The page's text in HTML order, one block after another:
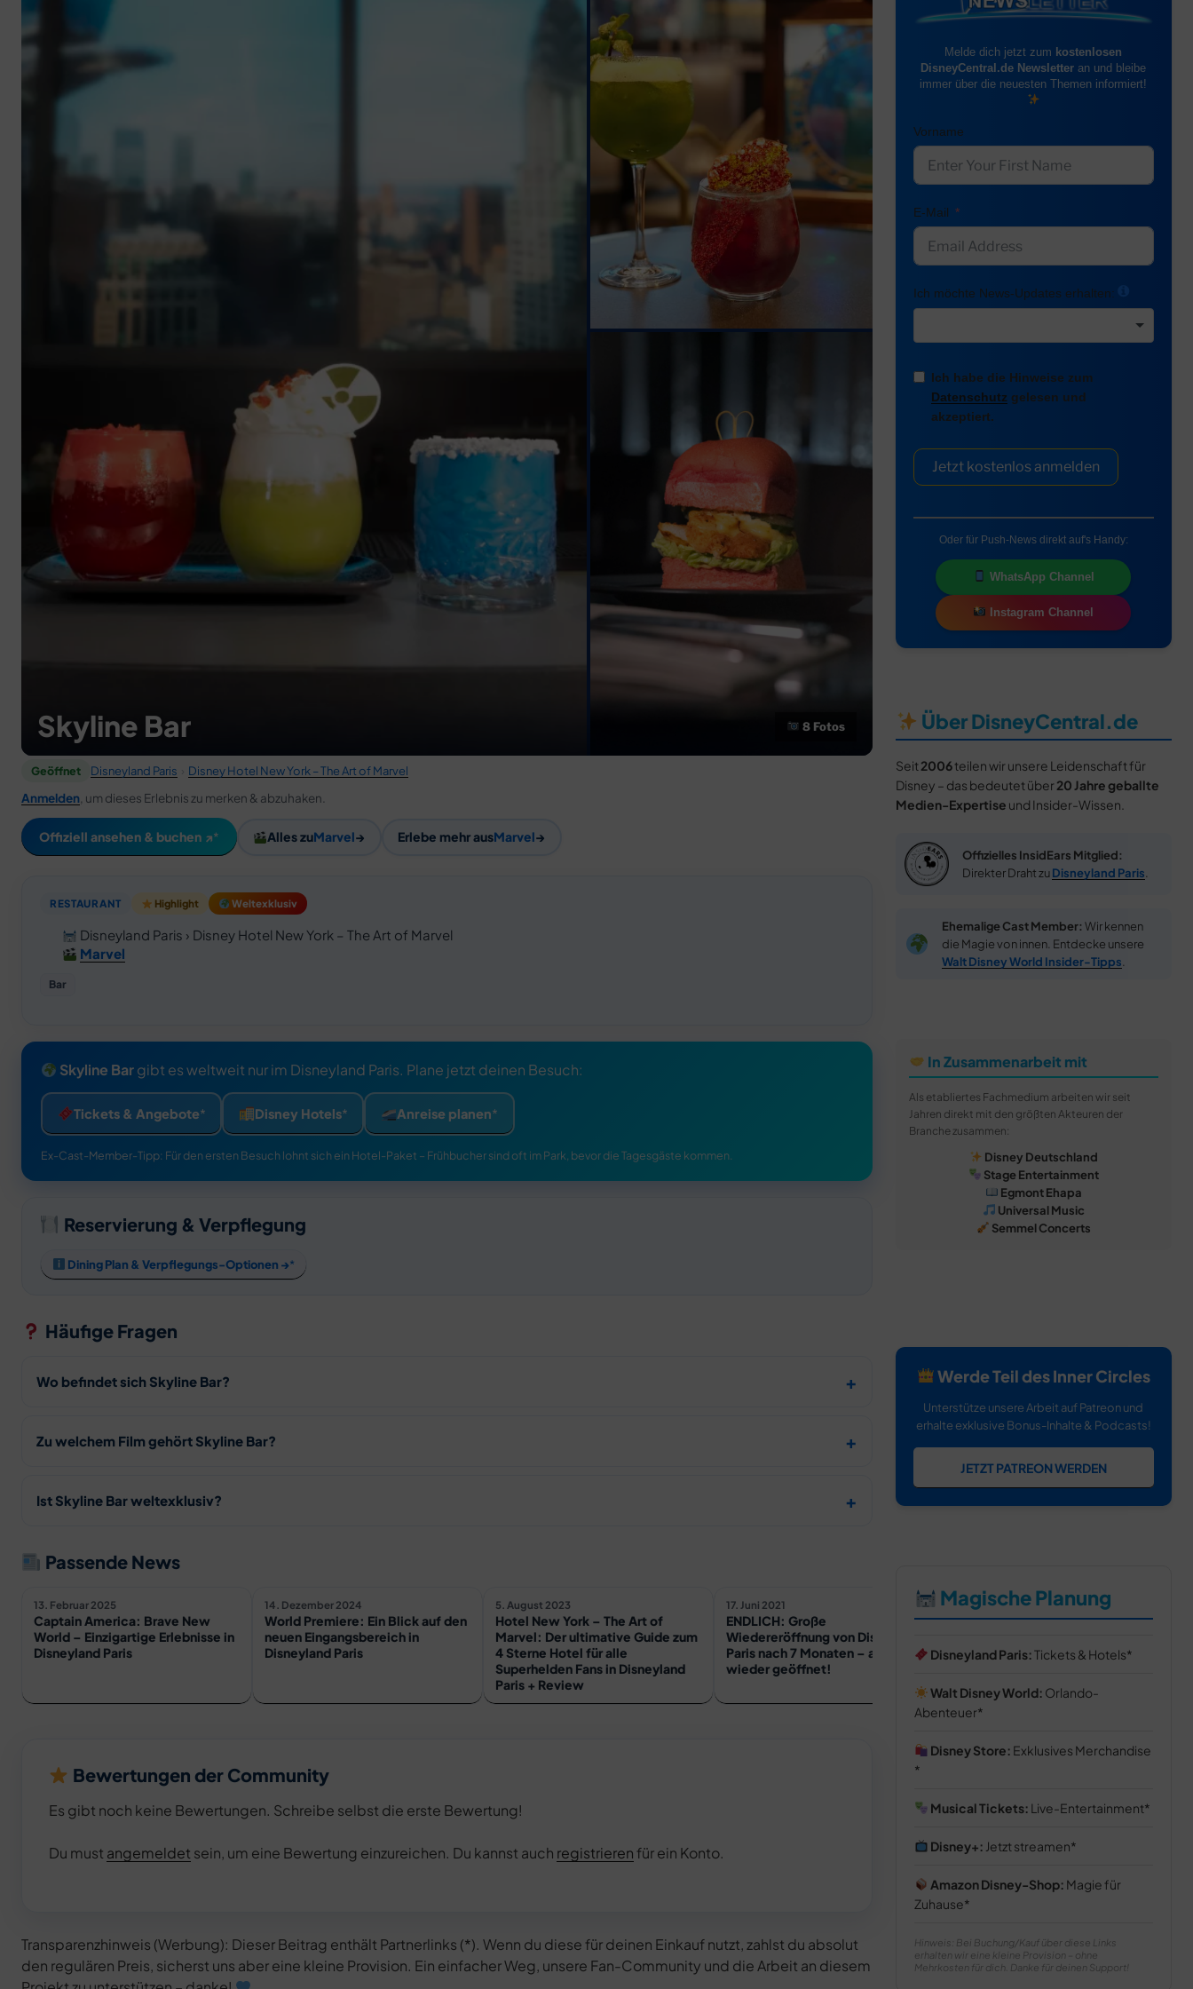
Skyline Bar 8 Fotos
Geöffnet Disneyland Paris Disney Hotel New York – The Art of Marvel
Anmelden , um dieses Erlebnis zu merken & abzuhaken.
Offiziell ansehen & buchen ↗ Alles zuMarvel→ Erlebe mehr ausMarvel→
RESTAURANT Highlight Weltexklusiv
Disneyland Paris › Disney Hotel New York – The Art of Marvel
Marvel
Bar
Skyline Bargibt es weltweit nur im Disneyland Paris. Plane jetzt deinen Besuch:
Tickets & Angebote Disney Hotels Anreise planen
Ex-Cast-Member-Tipp: Für den ersten Besuch lohnt sich ein Hotel-Paket – Frühbucher sind oft im Park, bevor die Tagesgäste kommen.
Reservierung & Verpflegung
Dining Plan & Verpflegungs-Optionen →
Häufige Fragen
Wo befindet sich Skyline Bar?
Zu welchem Film gehört Skyline Bar?
Ist Skyline Bar weltexklusiv?
Passende News
13. Februar 2025
Captain America: Brave New
World – Einzigartige Erlebnisse in
Disneyland Paris
14. Dezember 2024
World Premiere: Ein Blick auf den
neuen Eingangsbereich in
Disneyland Paris
5. August 2023
Hotel New York – The Art of
Marvel: Der ultimative Guide zum
4 Sterne Hotel für alle
Superhelden Fans in Disneyland
Paris + Review
17. Juni 2021
ENDLICH: Große
Wiedereröffnung von Disneyland
Paris nach 7 Monaten – ab sofort
wieder geöffnet!
26. Juli 2026
Disney Adventure World
Details, der große Rundgang &
Bewertungen der Community
Es gibt noch keine Bewertungen. Schreibe selbst die erste Bewertung!
Du must angemeldet sein, um eine Bewertung einzureichen. Du kannst auch registrieren für ein Konto.
Transparenzhinweis (Werbung): Dieser Beitrag enthält Partnerlinks (*). Wenn du diese für deinen Einkauf nutzt, zahlst du absolut
den regulären Preis, sicherst uns aber eine kleine Provision. Ein einfacher Weg, unsere Fan-Community und die Arbeit an diesem
Melde dich jetzt zum kostenlosen
DisneyCentral.de Newsletter an und bleibe
immer über die neuesten Themen informiert!
Vorname
E-Mail
Ich möchte News-Updates erhalten:
Ich habe die Hinweise zum
Datenschutz gelesen und
akzeptiert.
Jetzt kostenlos anmelden
Oder für Push-News direkt auf's Handy:
WhatsApp Channel
Instagram Channel
Über DisneyCentral.de
Seit 2006teilen wir unsere Leidenschaft für
Disney – das bedeutet über 20 Jahre geballte
Medien-Expertise und Insider-Wissen.
Offizielles InsidEars Mitglied:
Direkter Draht zuDisneyland Paris
Ehemalige Cast Member: Wir kennen
die Magie von innen. Entdecke unsere
Walt Disney World Insider-Tipps
In Zusammenarbeit mit
Als etabliertes Fachmedium arbeiten wir seit
Jahren direkt mit den größten Akteuren der
Branche zusammen:
Disney Deutschland
Stage Entertainment
Egmont Ehapa
Universal Music
Semmel Concerts
Werde Teil des Inner Circles
Unterstütze unsere Arbeit auf Patreon und
erhalte exklusive Bonus-Inhalte & Podcasts!
JETZT PATREON WERDEN
Magische Planung
Disneyland Paris:Tickets & Hotels
Walt Disney World: Orlando-
Abenteuer
Disney Store: Exklusives Merchandise
Musical Tickets: Live-Entertainment
Disney+: Jetzt streamen
Amazon Disney-Shop: Magie für
Zuhause
Hinweis: Bei Buchung/Kauf über diese Links
erhalten wir eine kleine Provision – ohne
Mehrkosten für dich. Danke für deinen Support!